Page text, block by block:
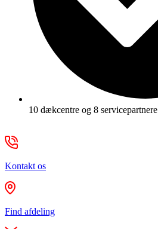
10 dækcentre og 8 servicepartnere
Kontakt os
Find afdeling